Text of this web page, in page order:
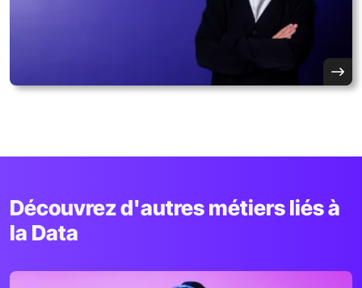
Découvrez d'autres métiers liés à
la Data